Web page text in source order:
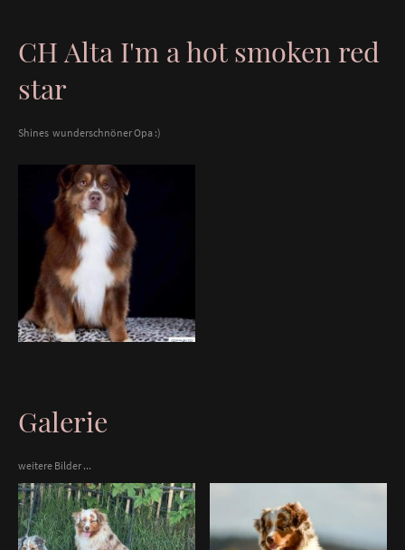
CH Alta I'm a hot smoken red
star
Shines wunderschnöner Opa :)
Galerie
weitere Bilder ...